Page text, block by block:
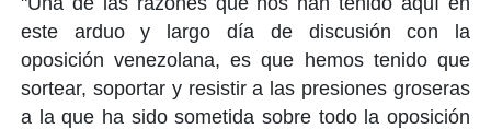
este arduo y largo día de discusión con la
oposición venezolana, es que hemos tenido que
sortear, soportar y resistir a las presiones groseras
a la que ha sido sometida sobre todo la oposición